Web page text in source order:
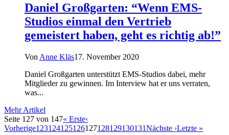
Daniel Großgarten: “Wenn EMS-
Studios einmal den Vertrieb
gemeistert haben, geht es richtig ab!”
Von Anne Kläs17. November 2020
Daniel Großgarten unterstützt EMS-Studios dabei, mehr
Mitglieder zu gewinnen. Im Interview hat er uns verraten,
was...
Mehr Artikel
Seite 127 von 147« Erste‹
Vorherige123124125126127128129130131Nächste ›Letzte »